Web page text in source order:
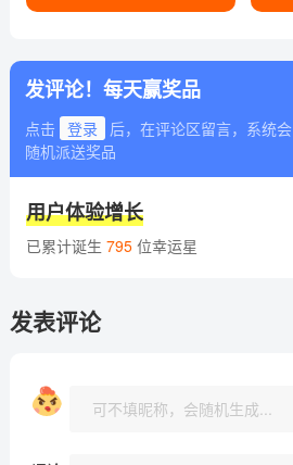
发评论！每天赢奖品
点击 登录
后，在评论区留言，系统会
随机派送奖品
用户体验增长
已累计诞生 795位幸运星
发表评论